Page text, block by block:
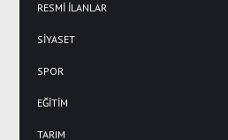
RESMİ İLANLAR
SİYASET
SPOR
EĞİTİM
TARIM